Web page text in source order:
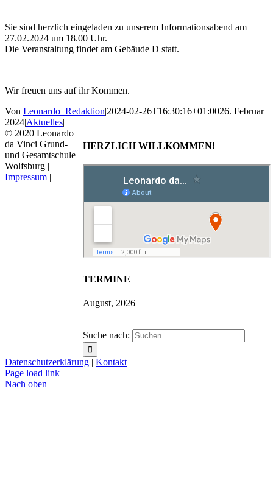
Sie sind herzlich eingeladen zu unserem Informationsabend am
27.02.2024 um 18.00 Uhr.
Die Veranstaltung findet am Gebäude D statt.
Wir freuen uns auf ihr Kommen.
Von Leonardo_Redaktion|2024-02-26T16:30:16+01:0026. Februar
2024|Aktuelles|
HERZLICH WILLKOMMEN!
TERMINE
August, 2026
Suche nach:
© 2020 Leonardo
da Vinci Grund-
und Gesamtschule
Wolfsburg |
Impressum |
Datenschutzerklärung | Kontakt
Page load link
Nach oben